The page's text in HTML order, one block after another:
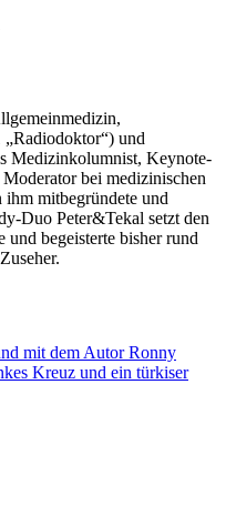
und
Medizinkolumnist, Keynote-
bei medizinischen
ihm mitbegründete und
Duo Peter&Tekal setzt den
begeisterte bisher rund